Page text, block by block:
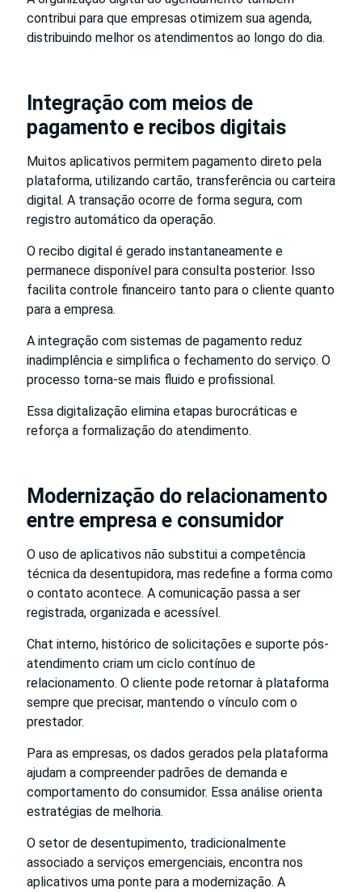
contribui para que empresas otimizem sua agenda,
distribuindo melhor os atendimentos ao longo do dia.
Integração com meios de
pagamento e recibos digitais
Muitos aplicativos permitem pagamento direto pela
plataforma, utilizando cartão, transferência ou carteira
digital. A transação ocorre de forma segura, com
registro automático da operação.
O recibo digital é gerado instantaneamente e
permanece disponível para consulta posterior. Isso
facilita controle financeiro tanto para o cliente quanto
para a empresa.
A integração com sistemas de pagamento reduz
inadimplência e simplifica o fechamento do serviço. O
processo torna-se mais fluido e profissional.
Essa digitalização elimina etapas burocráticas e
reforça a formalização do atendimento.
Modernização do relacionamento
entre empresa e consumidor
O uso de aplicativos não substitui a competência
técnica da desentupidora, mas redefine a forma como
o contato acontece. A comunicação passa a ser
registrada, organizada e acessível.
Chat interno, histórico de solicitações e suporte pós-
atendimento criam um ciclo contínuo de
relacionamento. O cliente pode retornar à plataforma
sempre que precisar, mantendo o vínculo com o
prestador.
Para as empresas, os dados gerados pela plataforma
ajudam a compreender padrões de demanda e
comportamento do consumidor. Essa análise orienta
estratégias de melhoria.
O setor de desentupimento, tradicionalmente
associado a serviços emergenciais, encontra nos
aplicativos uma ponte para a modernização. A